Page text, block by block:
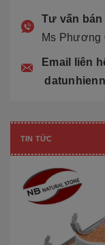
Tư vấn bán
Ms Phương
Email liên
TIN TỨC